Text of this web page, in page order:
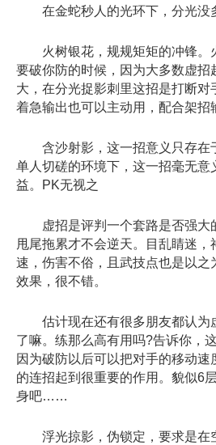
在金蛇秒人的光环下，分光没
火树银花，规规矩矩的冲锋。
要破你防的时候，因为大多数虚招
大，在分光捉影刺里这招是打断对
着急输出也可以主动用，配合架招
含沙射影，这一招意义只存在
单人切磋的环境下，这一招毫无意
益。PK无视之
虚招是评判一个套路是否强大
甩尾拖累才不会逆天。目乱睛迷，
速，伤害不俗，且武技点也是以之
效果，很不错。
估计现在还有很多朋友都认为
了嘛。练那么高有用吗?告诉你，
因为破防以后可以把对手的移动
的连招起到很重要的作用。貌似6
身吧……
浮光掠影，伪锁定，要求是在